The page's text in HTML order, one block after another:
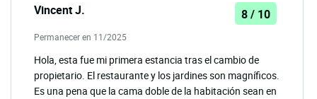
Vincent J. 8 / 10
Permanecer en 11/2025
Hola, esta fue mi primera estancia tras el cambio de
propietario. El restaurante y los jardines son magníficos.
Es una pena que la cama doble de la habitación sean en